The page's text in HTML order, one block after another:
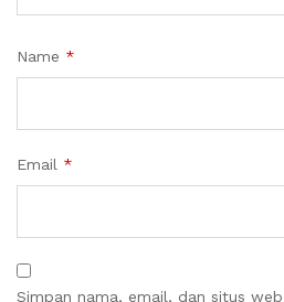
Name *
Email *
Simpan nama, email, dan situs